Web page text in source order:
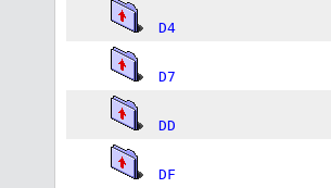
D4
D7
DD
DF